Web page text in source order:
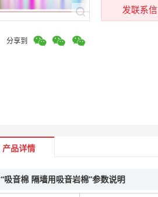
分享到
发联系信
产品详情
“吸音棉 隔墙用吸音岩棉”参数说明